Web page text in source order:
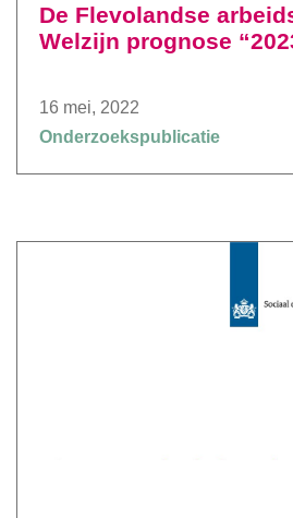
De Flevolandse
Welzijn prognose
16 mei, 2022
Onderzoekspublicatie